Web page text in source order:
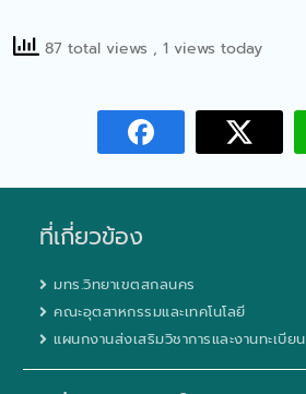
87 total views , 1 views today
ที่เกี่ยวข้อง
มทร.วิทยาเขตสกลนคร
คณะอุตสาหกรรมและเทคโนโลยี
แผนกงานส่งเสริมวิชาการและงานทะเบียน